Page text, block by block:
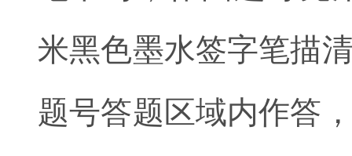
米黑色墨水签字笔描
题号答题区域内作答